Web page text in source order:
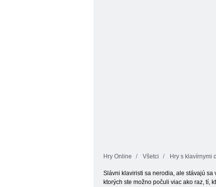
Hry Online Všetci Hry s klavírnymi
Slávni klaviristi sa nerodia, ale stávajú
ktorých ste možno počuli viac ako raz, tí,